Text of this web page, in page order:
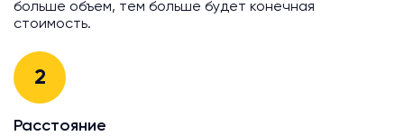
больше объем, тем больше будет конечная
стоимость.
2
Расстояние